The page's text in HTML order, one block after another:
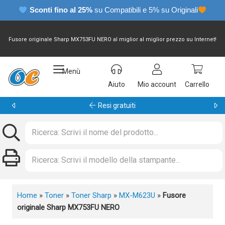
Sconti fino al 25% su Compatibili e 5% su Originali
Fusore originale Sharp MX753FU NERO al miglior al miglior prezzo su Internet!
Menù
Aiuto
Mio account Carrello
Garanzia 24 mesi
Home » Toner » Toner Sharp » MX-M623U » Fusore
originale Sharp MX753FU NERO